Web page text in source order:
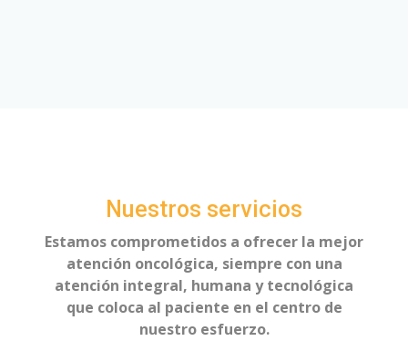
Nuestros servicios
Estamos comprometidos a ofrecer la mejor
atención oncológica, siempre con una
atención integral, humana y tecnológica
que coloca al paciente en el centro de
nuestro esfuerzo.